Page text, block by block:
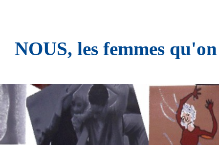
NOUS, les femmes